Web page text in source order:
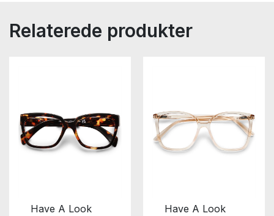
Relaterede produkter
Have A Look
Have A Look